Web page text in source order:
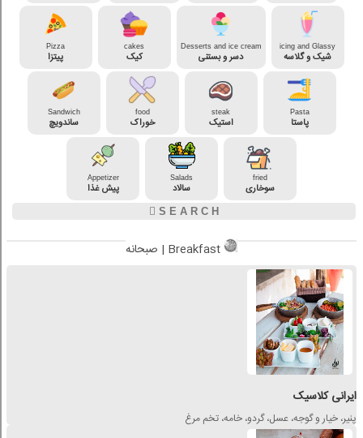
icing and Glassy
شیک و گلاسه
Desserts and ice cream
دسر و بستنی
cakes
کیک
Pizza
پیتزا
Pasta
پاستا
steak
استیک
food
خوراک
Sandwich
ساندویچ
fried
سوخاری
Salads
سالاد
Appetizer
پیش غذا
صبحانه | Breakfast
ایرانی کلاسیک
پنیر، خیار و گوجه، عسل، گردو، خامه، تخم مرغ